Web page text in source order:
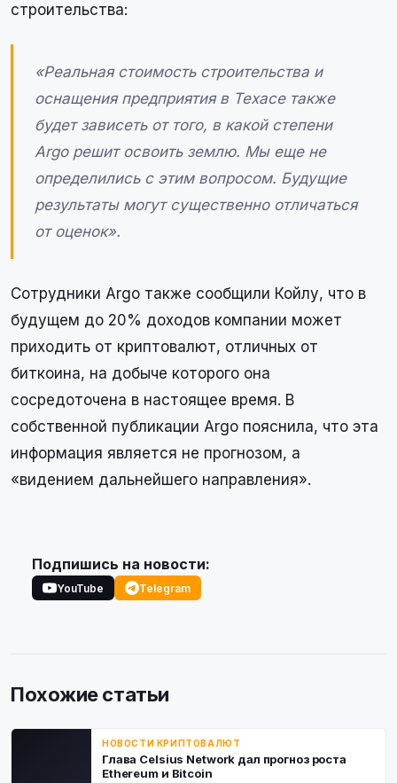
строительства:
«Реальная стоимость строительства и
оснащения предприятия в Техасе также
будет зависеть от того, в какой степени
Argo решит освоить землю. Мы еще не
определились с этим вопросом. Будущие
результаты могут существенно отличаться
от оценок».
Сотрудники Argo также сообщили Койлу, что в
будущем до 20% доходов компании может
приходить от криптовалют, отличных от
биткоина, на добыче которого она
сосредоточена в настоящее время. В
собственной публикации Argo пояснила, что эта
информация является не прогнозом, а
«видением дальнейшего направления».
Подпишись на новости:
YouTube Telegram
Похожие статьи
НОВОСТИ КРИПТОВАЛЮТ
Глава Celsius Network дал прогноз роста
Ethereum и Bitcoin